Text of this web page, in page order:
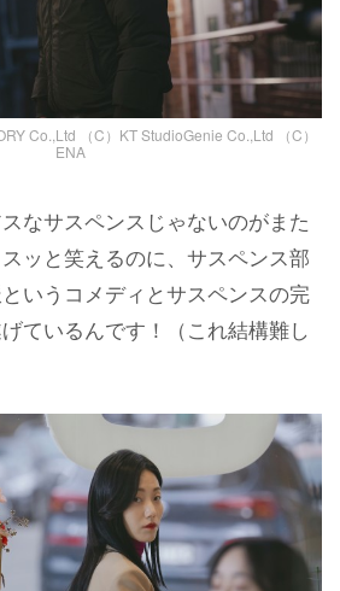
Co.,Ltd （C）KT StudioGenie Co.,Ltd （C）
ENA
なサスペンスじゃないのがまた
ッと笑えるのに、サスペンス部
いうコメディとサスペンスの完
ているんです！（これ結構難し